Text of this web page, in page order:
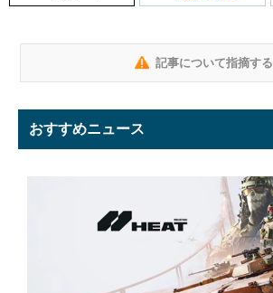
記事について指摘する
おすすめニュース